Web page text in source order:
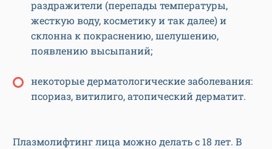
раздражители (перепады температуры,
жесткую воду, косметику и так далее) и
склонна к покраснению, шелушению,
появлению высыпаний;
некоторые дерматологические заболевания:
псориаз, витилиго, атопический дерматит.
Плазмолифтинг лица можно делать с 18 лет. В